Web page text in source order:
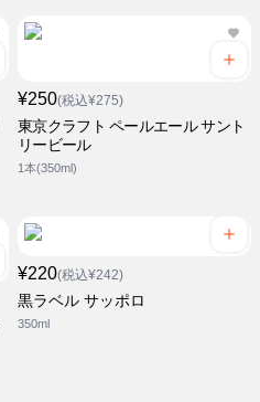
¥250(税込¥275)
東京クラフト ペールエール サント
リービール
1本(350ml)
¥220(税込¥242)
黒ラベル サッポロ
350ml